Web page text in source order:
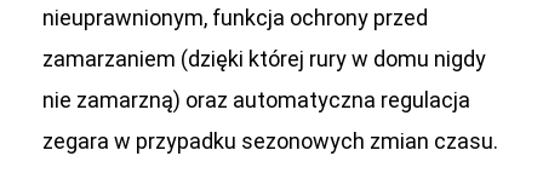
nieuprawnionym, funkcja ochrony przed
zamarzaniem (dzięki której rury w domu nigdy
nie zamarzną) oraz automatyczna regulacja
zegara w przypadku sezonowych zmian czasu.